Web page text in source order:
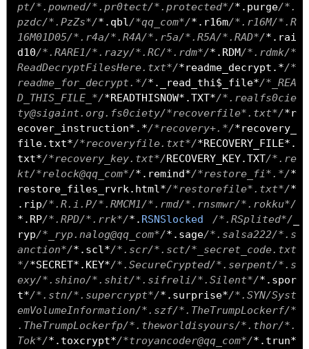
pt/*.powned/*.pr0tect/*.protected*/*. purge/*.
pzdc/*.PzZs*/*. qbl/*qq_com*/*. r16m/*.r16M/*.R
16M01D05/*.r4a/*.R4A/*.r5a/*.R5A/*.RAD*/*. rai
d10/*.RARE1/*.razy/*.RC/*.rdm*/*. RDM/*.rdmk/*
ReadDecryptFilesHere.txt*/*readme_decrypt .*/*
readme_for_decrypt.*/*. _read_thi$_file*/*_REA
D_THIS_FILE_*/*READTHISNOW*.TXT*/*.realfs0cie
ty@sigaint.org.fs0ciety/*recoverfile*.txt*/*r
ecover_instruction*.*/*recovery+.*/*recovery_
file. txt*/*recoveryfile.txt*/*RECOVERY_FILE*.
txt*/*recovery_key.txt*/RECOVERY_KEY.TXT/*.re
kt/*relock@qq_com*/*. remind*/*restore_fi*.*/*
restore_files_rvrk. html*/*restorefile*.txt*/*
. rip/*.R.i.P/*.RMCM1/*.rmd/*.rnsmwr/*.rokku*/
*. RP/*.RPD/*.rrk*/*. RSNSlocked /*.RSplited*/
ryp/*_ryp.nalog@qq_com*/*. sage/*.salsa222/*.s
anction*/*. scl*/*.scr/*.sct/*_secret_code.txt
*/*SECRET*. KEY*/*.SecureCrypted/*.serpent/*.s
exy/*.shino/*.shit/*.sifreli/*.Silent*/*. spor
t*/*.stn/*.supercrypt*/*. surprise*/*.SYN/Syst
emVolumeInformation/*.szf/*.TheTrumpLockerf/*
.TheTrumpLockerfp/*.theworldisyours/*.thor/*.
Tok*/*. toxcrypt*/*troyancoder@qq_com*/*. trun*